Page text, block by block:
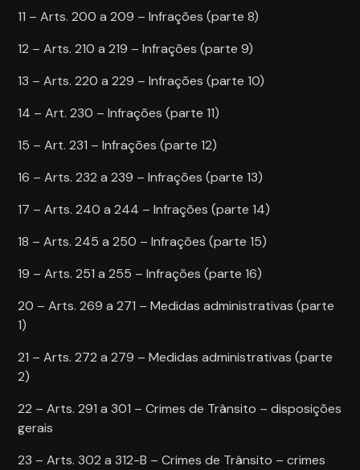
11 – Arts. 200 a 209 – Infrações (parte 8)
12 – Arts. 210 a 219 – Infrações (parte 9)
13 – Arts. 220 a 229 – Infrações (parte 10)
14 – Art. 230 – Infrações (parte 11)
15 – Art. 231 – Infrações (parte 12)
16 – Arts. 232 a 239 – Infrações (parte 13)
17 – Arts. 240 a 244 – Infrações (parte 14)
18 – Arts. 245 a 250 – Infrações (parte 15)
19 – Arts. 251 a 255 – Infrações (parte 16)
20 – Arts. 269 a 271 – Medidas administrativas (parte
1)
21 – Arts. 272 a 279 – Medidas administrativas (parte
2)
22 – Arts. 291 a 301 – Crimes de Trânsito – disposições
gerais
23 – Arts. 302 a 312-B – Crimes de Trânsito – crimes